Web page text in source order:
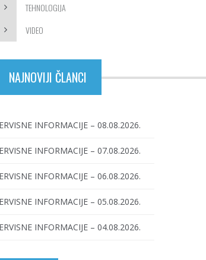
TEHNOLOGIJA
VIDEO
NAJNOVIJI ČLANCI
INFORMACIJE – 08.08.2026.
INFORMACIJE – 07.08.2026.
INFORMACIJE – 06.08.2026.
INFORMACIJE – 05.08.2026.
INFORMACIJE – 04.08.2026.